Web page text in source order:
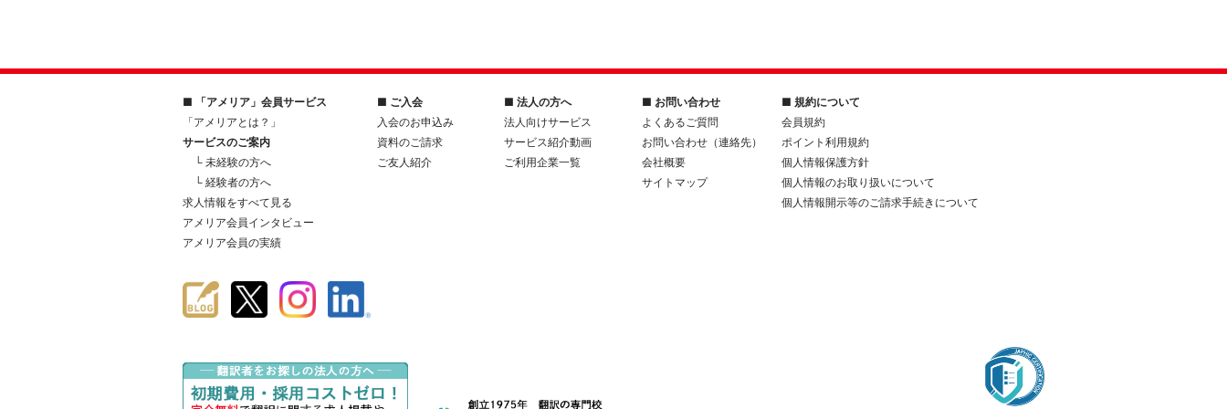
■ 「アメリア」会員サービス
「アメリアとは？」
サービスのご案内
└ 未経験の方へ
└ 経験者の方へ
求人情報をすべて見る
アメリア会員インタビュー
アメリア会員の実績
■ ご入会
入会のお申込み
資料のご請求
ご友人紹介
■ 法人の方へ
法人向けサービス
サービス紹介動画
ご利用企業一覧
■ お問い合わせ
よくあるご質問
お問い合わせ（連絡先）
会社概要
サイトマップ
■ 規約について
会員規約
ポイント利用規約
個人情報保護方針
個人情報のお取り扱いについて
個人情報開示等のご請求手続きについて